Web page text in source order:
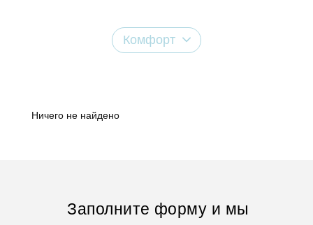
Комфорт
Ничего не найдено
Заполните форму и мы